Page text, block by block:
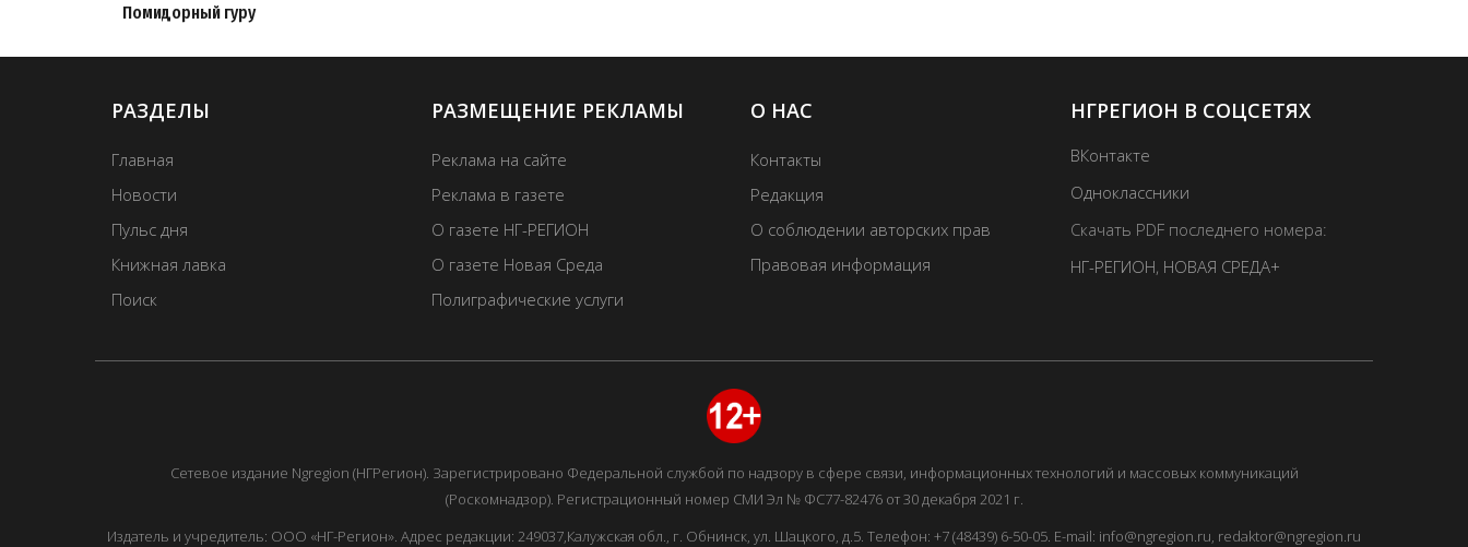
Помидорный гуру
РАЗДЕЛЫ
Главная
Новости
Пульс дня
Книжная лавка
Поиск
РАЗМЕЩЕНИЕ РЕКЛАМЫ
Реклама на сайте
Реклама в газете
О газете НГ-РЕГИОН
О газете Новая Среда
Полиграфические услуги
О НАС
Контакты
Редакция
О соблюдении авторских прав
Правовая информация
НГРЕГИОН В СОЦСЕТЯХ
ВКонтакте
Одноклассники
Скачать PDF последнего номера:
НГ-РЕГИОН, НОВАЯ СРЕДА+
Сетевое издание Ngregion (НГРегион). Зарегистрировано Федеральной службой по надзору в сфере связи, информационных технологий и массовых коммуникаций
(Роскомнадзор). Регистрационный номер СМИ Эл № ФС77-82476 от 30 декабря 2021 г.
Издатель и учредитель: ООО «НГ-Регион». Адрес редакции: 249037,Калужская обл., г. Обнинск, ул. Шацкого, д.5. Телефон: +7 (48439) 6-50-05. E-mail: info@ngregion.ru, redaktor@ngregion.ru